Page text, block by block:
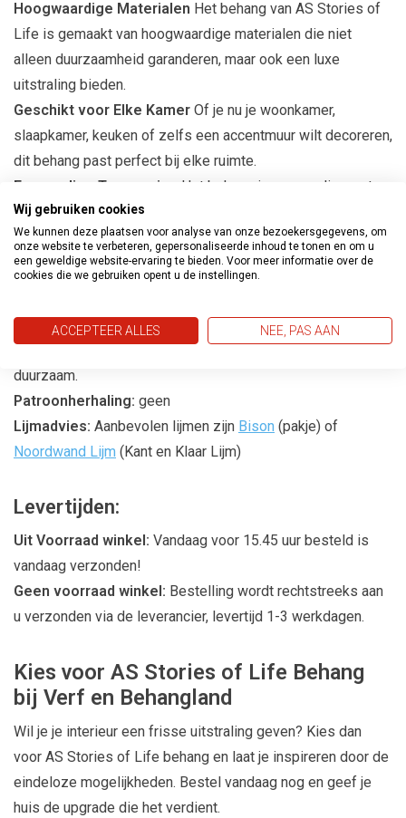
Hoogwaardige Materialen Het behang van AS Stories of
Life is gemaakt van hoogwaardige materialen die niet
alleen duurzaamheid garanderen, maar ook een luxe
uitstraling bieden.
Geschikt voor Elke Kamer Of je nu je woonkamer,
slaapkamer, keuken of zelfs een accentmuur wilt decoreren,
dit behang past perfect bij elke ruimte.
Eenvoudige Toepassing
Het behang is eenvoudig aan te
brengen, waardoor het een ideale keuze is voor zowel
ervaren als beginnende interieurontwerpers.
Afmetingen:10m lang en 53cm breed
duurzaam.
Patroonherhaling: geen
Lijmadvies: Aanbevolen lijmen zijn Bison (pakje) of
Noordwand Lijm (Kant en Klaar Lijm)
Levertijden:
Uit Voorraad winkel: Vandaag voor 15.45 uur besteld is
vandaag verzonden!
Geen voorraad winkel: Bestelling wordt rechtstreeks aan
u verzonden via de leverancier, levertijd 1-3 werkdagen.
Kies voor AS Stories of Life Behang
bij Verf en Behangland
Wil je je interieur een frisse uitstraling geven? Kies dan
voor AS Stories of Life behang en laat je inspireren door de
eindeloze mogelijkheden. Bestel vandaag nog en geef je
huis de upgrade die het verdient.
Wij gebruiken cookies
We kunnen deze plaatsen voor analyse van onze bezoekersgegevens, om
onze website te verbeteren, gepersonaliseerde inhoud te tonen en om u
een geweldige website-ervaring te bieden. Voor meer informatie over de
cookies die we gebruiken opent u de instellingen.
ACCEPTEER ALLES NEE, PAS AAN